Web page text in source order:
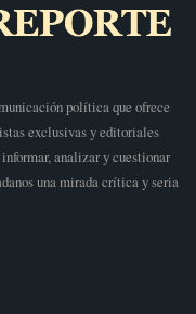
política que ofrece
exclusivas y editoriales
analizar y cuestionar
una mirada crítica y seria